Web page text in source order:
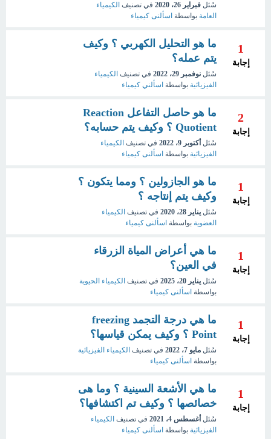
سُئل فبراير 26، 2020 في تصنيف الكيمياء
العامة بواسطة اسألنى كيمياء
1
إجابة
ما هو التحليل الكهربي ؟ وكيف
يتم عمله؟
سُئل نوفمبر 29، 2022 في تصنيف الكيمياء
الفيزيائية بواسطة اسألني كيمياء
2
إجابة
ما هو حاصل التفاعل Reaction
Quotient ؟ وكيف يتم حسابه؟
سُئل أكتوبر 9، 2022 في تصنيف الكيمياء
الفيزيائية بواسطة اسألنى كيمياء
1
إجابة
ما هو الجازولين ؟ ومما يتكون ؟
وكيف يتم إنتاجه ؟
سُئل يناير 28، 2020 في تصنيف الكيمياء
العضوية بواسطة اسألنى كيمياء
1
إجابة
ما هي أعراض المياة الزرقاء
في العين؟
سُئل يناير 20، 2025 في تصنيف الكيمياء الحيوية
بواسطة اسألنى كيمياء
1
إجابة
ما هي درجة التجمد freezing
Point ؟ وكيف يمكن قياسها؟
سُئل مايو 7، 2022 في تصنيف الكيمياء الفيزيائية
بواسطة اسألنى كيمياء
1
إجابة
ما هي الأشعة السينية ؟ وما هى
خصائصها ؟ وكيف تم اكتشافها؟
سُئل أغسطس 4، 2021 في تصنيف الكيمياء
الفيزيائية بواسطة اسألنى كيمياء